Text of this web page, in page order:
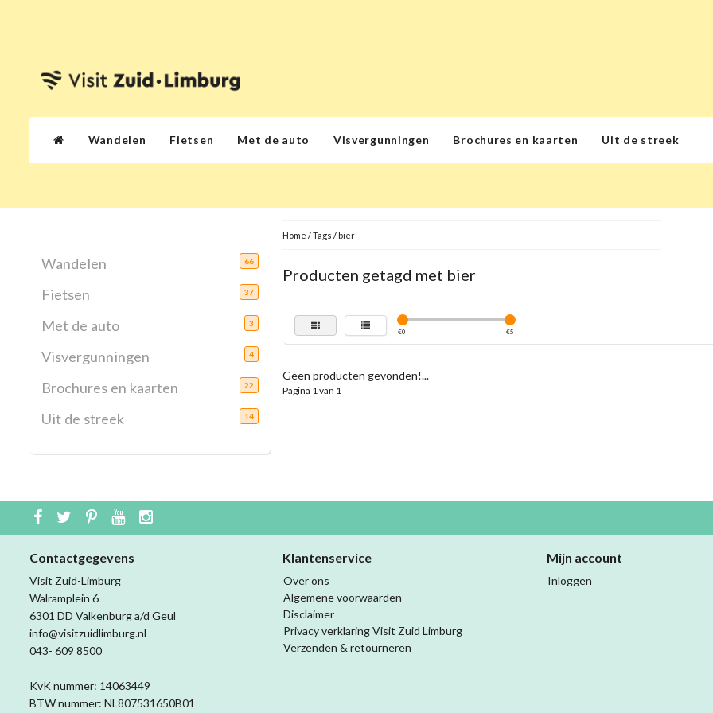
Wandelen Fietsen Met de auto Visvergunningen Brochures en kaarten Uit de streek
Wandelen 66
Fietsen 37
Met de auto 3
Visvergunningen 4
Brochures en kaarten 22
Uit de streek 14
Home /Tags / bier
Producten getagd met bier
€0 €5
Geen producten gevonden!...
Pagina 1 van 1
Contactgegevens
Visit Zuid-Limburg
Walramplein 6
6301 DD Valkenburg a/d Geul
info@visitzuidlimburg.nl
043- 609 8500
KvK nummer: 14063449
BTW nummer: NL807531650B01
Klantenservice
Over ons
Algemene voorwaarden
Disclaimer
Privacy verklaring Visit Zuid Limburg
Verzenden & retourneren
Mijn account
Inloggen